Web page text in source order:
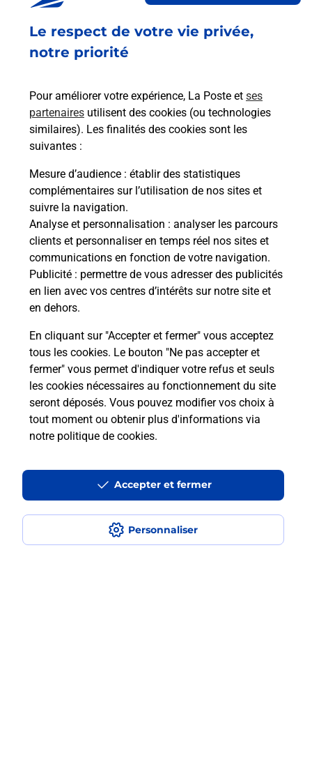
Le respect de votre vie privée,
notre priorité
Pour améliorer votre expérience, La Poste et ses
partenaires utilisent des cookies (ou technologies
similaires). Les finalités des cookies sont les
suivantes :
Mesure d’audience : établir des statistiques
complémentaires sur l’utilisation de nos sites et
suivre la navigation.
Analyse et personnalisation : analyser les parcours
clients et personnaliser en temps réel nos sites et
communications en fonction de votre navigation.
Publicité : permettre de vous adresser des publicités
en lien avec vos centres d’intérêts sur notre site et
en dehors.
En cliquant sur "Accepter et fermer" vous acceptez
tous les cookies. Le bouton "Ne pas accepter et
fermer" vous permet d'indiquer votre refus et seuls
les cookies nécessaires au fonctionnement du site
seront déposés. Vous pouvez modifier vos choix à
tout moment ou obtenir plus d'informations via
notre politique de cookies.
Personnaliser
Accepter et fermer
En savoir plus
Recherchez un autre point de contact
Quel réseau utilise La Poste Mobile ?
Est-ce que je peux garder mon
numéro de mobile gratuitement ?
Est-ce que je peux bénéficier de la 5G
avec La Poste Mobile ?
Est-ce que je peux utiliser mon forfait
à l’étranger avec La Poste Mobile ?
Est-ce que je peux payer mon
smartphone Samsung en plusieurs
Est-ce que je peux assurer mon
smartphone Samsung ?